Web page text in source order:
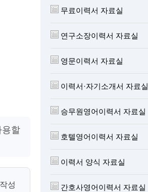
용할
성
무료이력서 자료실
연구소장이력서 자료실
영문이력서 자료실
이력서·자기소개서 자료실
승무원영어이력서 자료실
호텔영어이력서 자료실
이력서 양식 자료실
간호사영어이력서 자료실